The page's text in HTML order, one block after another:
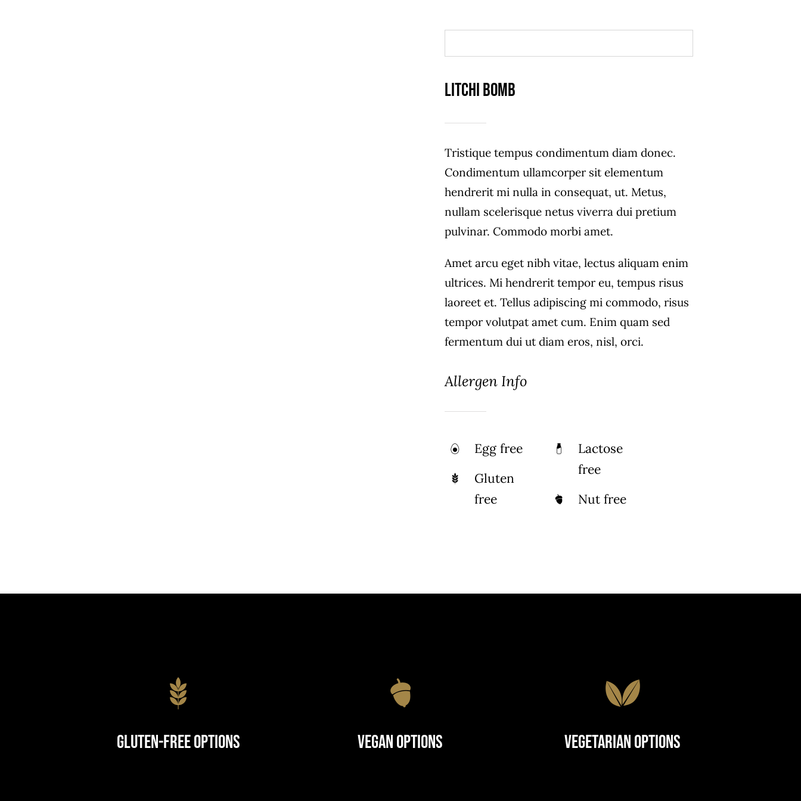
Litchi Bomb
Tristique tempus condimentum diam donec.
Condimentum ullamcorper sit elementum
hendrerit mi nulla in consequat, ut. Metus,
nullam scelerisque netus viverra dui pretium
pulvinar. Commodo morbi amet.
Amet arcu eget nibh vitae, lectus aliquam enim
ultrices. Mi hendrerit tempor eu, tempus risus
laoreet et. Tellus adipiscing mi commodo, risus
tempor volutpat amet cum. Enim quam sed
fermentum dui ut diam eros, nisl, orci.
Allergen Info
Egg free
Gluten
free
Lactose
free
Nut free
Gluten-Free Options Vegan Options Vegetarian Options